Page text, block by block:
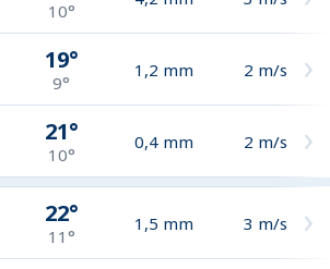
10°
19°
9°
1,2 mm 2 m/s
21°
10°
0,4 mm 2 m/s
22°
11°
1,5 mm 3 m/s